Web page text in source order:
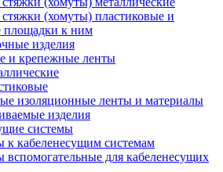
(хомуты) пластиковые и
площадки к ним
изделия
и крепежные ленты
изоляционные ленты и материалы
изделия
системы
к кабеленесущим системам
вспомогательные для кабеленесущих